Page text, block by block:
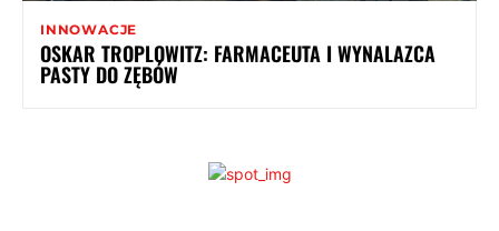
INNOWACJE
OSKAR TROPLOWITZ: FARMACEUTA I WYNALAZCA
PASTY DO ZĘBÓW